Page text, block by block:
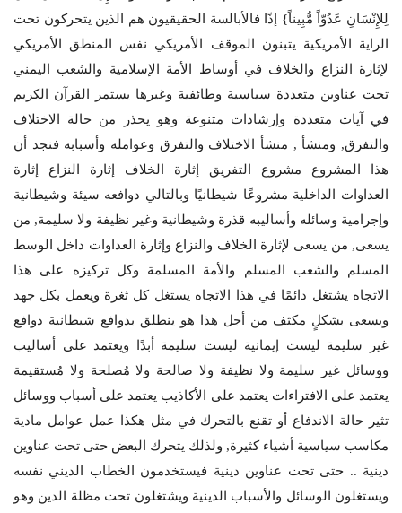
لِلإِنْسَانِ عَدُوّاً مُّبِيناً} إذًا فالأبالسة الحقيقيون هم الذين يتحركون تحت
الراية الأمريكية يتبنون الموقف الأمريكي نفس المنطق الأمريكي
لإثارة النزاع والخلاف في أوساط الأمة الإسلامية والشعب اليمني
تحت عناوين متعددة سياسية وطائفية وغيرها يستمر القرآن الكريم
في آيات متعددة وإرشادات متنوعة وهو يحذر من حالة الاختلاف
والتفرق, ومنشأ , منشأ الاختلاف والتفرق وعوامله وأسبابه فنجد أن
هذا المشروع مشروع التفريق إثارة الخلاف إثارة النزاع إثارة
العداوات الداخلية مشروعًا شيطانيًا وبالتالي دوافعه سيئة وشيطانية
وإجرامية وسائله وأساليبه قذرة وشيطانية وغير نظيفة ولا سليمة, من
يسعى, من يسعى لإثارة الخلاف والنزاع وإثارة العداوات داخل الوسط
المسلم والشعب المسلم والأمة المسلمة وكل تركيزه على هذا
الاتجاه يشتغل دائمًا في هذا الاتجاه يستغل كل ثغرة ويعمل بكل جهد
ويسعى بشكلٍ مكثف من أجل هذا هو ينطلق بدوافع شيطانية دوافع
غير سليمة ليست إيمانية ليست سليمة أبدًا ويعتمد على أساليب
ووسائل غير سليمة ولا نظيفة ولا صالحة ولا مُصلحة ولا مُستقيمة
يعتمد على الافتراءات يعتمد على الأكاذيب يعتمد على أسباب ووسائل
تثير حالة الاندفاع أو تقنع بالتحرك في مثل هكذا عمل عوامل مادية
مكاسب سياسية أشياء كثيرة, ولذلك يتحرك البعض حتى تحت عناوين
دينية .. حتى تحت عناوين دينية فيستخدمون الخطاب الديني نفسه
ويستغلون الوسائل والأسباب الدينية ويشتغلون تحت مظلة الدين وهو